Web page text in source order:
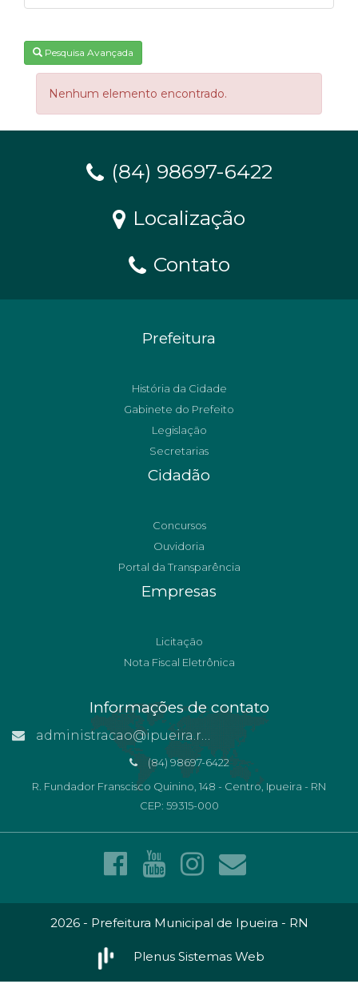
Pesquisa Avançada
Nenhum elemento encontrado.
(84) 98697-6422
Localização
Contato
Prefeitura
História da Cidade
Gabinete do Prefeito
Legislação
Secretarias
Cidadão
Concursos
Ouvidoria
Portal da Transparência
Empresas
Licitação
Nota Fiscal Eletrônica
Informações de contato
administracao@ipueira.rn.gov.br
(84) 98697-6422
R. Fundador Franscisco Quinino, 148 - Centro, Ipueira - RN
CEP: 59315-000
2026 - Prefeitura Municipal de Ipueira - RN
Plenus Sistemas Web